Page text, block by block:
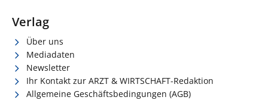
Verlag
Über uns
Mediadaten
Newsletter
Ihr Kontakt zur ARZT & WIRTSCHAFT-Redaktion
Allgemeine Geschäftsbedingungen (AGB)